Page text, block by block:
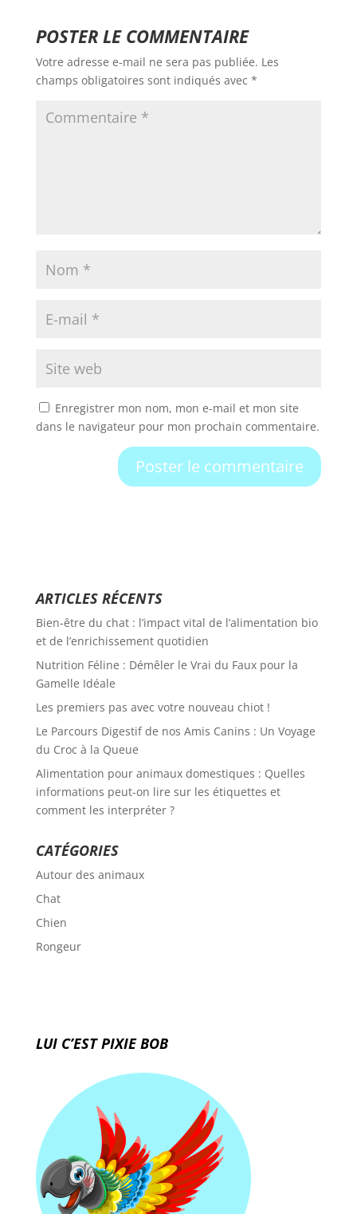
POSTER LE COMMENTAIRE
Votre adresse e-mail ne sera pas publiée. Les
champs obligatoires sont indiqués avec *
Enregistrer mon nom, mon e-mail et mon site
dans le navigateur pour mon prochain commentaire.
ARTICLES RÉCENTS
Bien-être du chat : l’impact vital de l’alimentation bio
et de l’enrichissement quotidien
Nutrition Féline : Démêler le Vrai du Faux pour la
Gamelle Idéale
Les premiers pas avec votre nouveau chiot !
Le Parcours Digestif de nos Amis Canins : Un Voyage
du Croc à la Queue
Alimentation pour animaux domestiques : Quelles
informations peut-on lire sur les étiquettes et
comment les interpréter ?
CATÉGORIES
Autour des animaux
Chat
Chien
Rongeur
LUI C’EST PIXIE BOB